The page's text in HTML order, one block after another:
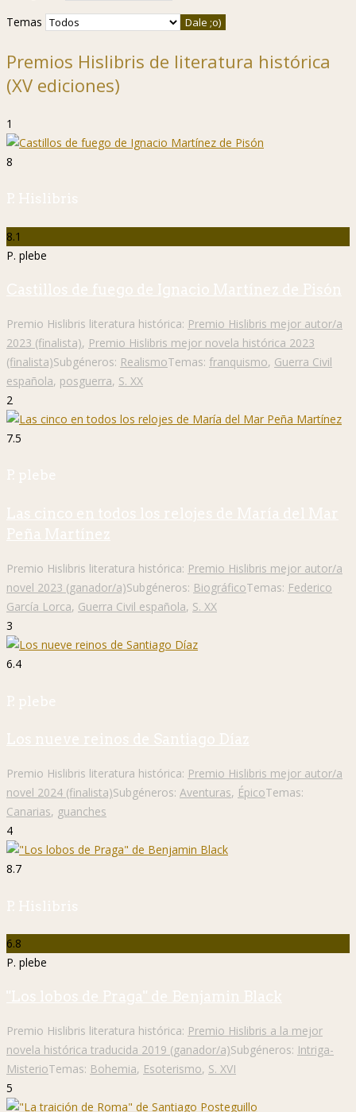
Temas
Premios Hislibris de literatura histórica
(XV ediciones)
1
8
P. Hislibris
8.1
P. plebe
Castillos de fuego de Ignacio Martínez de Pisón
Premio Hislibris literatura histórica: Premio Hislibris mejor autor/a
2023 (finalista), Premio Hislibris mejor novela histórica 2023
(finalista)Subgéneros: RealismoTemas: franquismo, Guerra Civil
española, posguerra, S. XX
2
7.5
P. plebe
Las cinco en todos los relojes de María del Mar
Peña Martínez
Premio Hislibris literatura histórica: Premio Hislibris mejor autor/a
novel 2023 (ganador/a)Subgéneros: BiográficoTemas: Federico
García Lorca, Guerra Civil española, S. XX
3
6.4
P. plebe
Los nueve reinos de Santiago Díaz
Premio Hislibris literatura histórica: Premio Hislibris mejor autor/a
novel 2024 (finalista)Subgéneros: Aventuras, ÉpicoTemas:
Canarias, guanches
4
8.7
P. Hislibris
6.8
P. plebe
"Los lobos de Praga" de Benjamin Black
Premio Hislibris literatura histórica: Premio Hislibris a la mejor
novela histórica traducida 2019 (ganador/a)Subgéneros: Intriga-
MisterioTemas: Bohemia, Esoterismo, S. XVI
5